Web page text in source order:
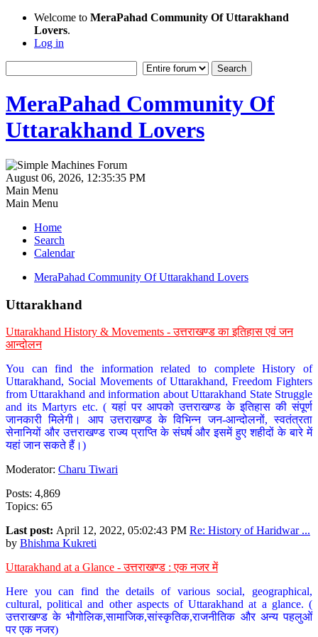
Welcome to MeraPahad Community Of Uttarakhand
Lovers.
Log in
MeraPahad Community Of
Uttarakhand Lovers
August 06, 2026, 12:35:35 PM
Main Menu
Main Menu
Home
Search
Calendar
MeraPahad Community Of Uttarakhand Lovers
Uttarakhand
Uttarakhand History & Movements - उत्तराखण्ड का इतिहास एवं जन
आन्दोलन
You can find the information related to complete History of
Uttarakhand, Social Movements of Uttarakhand, Freedom Fighters
from Uttarakhand and information about Uttarakhand State Struggle
and its Martyrs etc. ( यहां पर आपको उत्तराखण्ड के इतिहास की संपूर्ण
जानकारी मिलेगी। आप उत्तराखण्ड के विभिन्न जन-आन्दोलनों, स्वतंत्रता
सेनानियों और उत्तराखण्ड राज्य प्राप्ति के संघर्ष और इसमें हुए शहीदों के बारे में
यहां जान सकते हैं।)
Moderator: Charu Tiwari
Posts: 4,869
Topics: 65
Last post: April 12, 2022, 05:02:43 PM Re: History of Haridwar ...
by Bhishma Kukreti
Uttarakhand at a Glance - उत्तराखण्ड : एक नजर में
Here you can find the details of various social, geographical,
cultural, political and other aspects of Uttarakhand at a glance. (
उत्तराखण्ड के भौगोलिक,सामाजिक,सांस्कृतिक,राजनीतिक और अन्य पहलुओं
पर एक नजर)